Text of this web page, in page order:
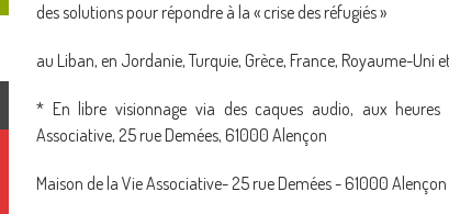
des solutions pour répondre à la « crise des réfugiés »
au Liban, en Jordanie, Turquie, Grèce, France, Royaume-Uni
* En libre visionnage via des caques audio, aux
Associative, 25 rue Demées, 61000 Alençon
Maison de la Vie Associative- 25 rue Demées - 61000 Alençon